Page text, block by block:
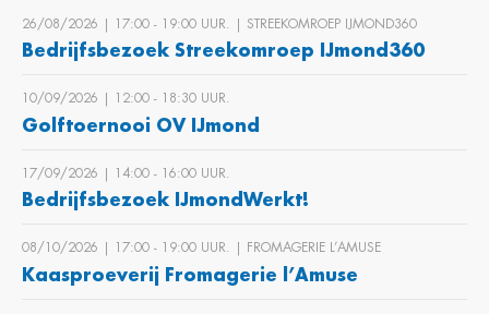
26/08/2026 | 17:00 ‐ 19:00 UUR. | STREEKOMROEP IJMOND360
Bedrijfsbezoek Streekomroep IJmond360
10/09/2026 | 12:00 ‐ 18:30 UUR.
Golftoernooi OV IJmond
17/09/2026 | 14:00 ‐ 16:00 UUR.
Bedrijfsbezoek IJmondWerkt!
08/10/2026 | 17:00 ‐ 19:00 UUR. | FROMAGERIE L’AMUSE
Kaasproeverij Fromagerie l’Amuse